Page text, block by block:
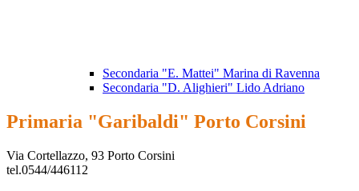
Secondaria "E. Mattei" Marina di Ravenna
Secondaria "D. Alighieri" Lido Adriano
Primaria "Garibaldi" Porto Corsini
Via Cortellazzo, 93 Porto Corsini
tel.0544/446112